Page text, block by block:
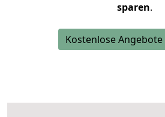
sparen.
Kostenlose